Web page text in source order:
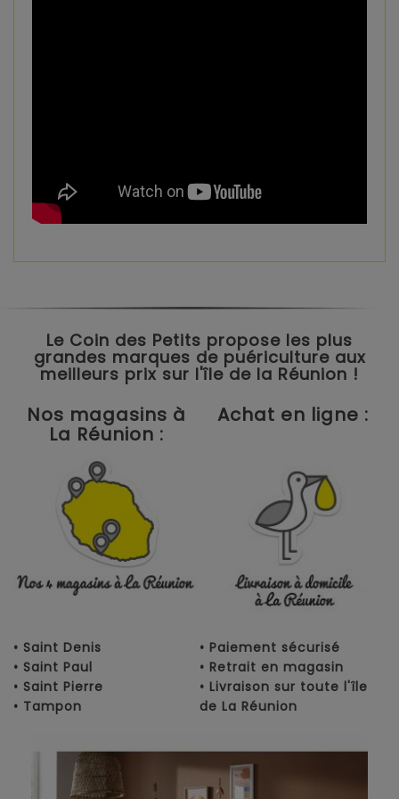
Le Coin des Petits propose les plus
grandes marques de puériculture aux
meilleurs prix sur l'île de la Réunion !
Nos magasins à
La Réunion :
Achat en ligne :
• Saint Denis
• Saint Paul
• Saint Pierre
• Tampon
• Paiement sécurisé
• Retrait en magasin
• Livraison sur toute l'île
de La Réunion